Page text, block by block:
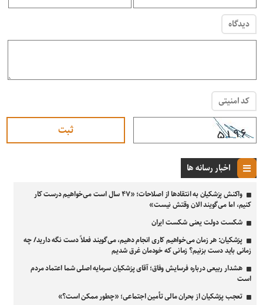
دیدگاه
کد امنیتی
اخبار رسانه ها
واکنش پزشکیان به انتقادها از اصلاحات؛ «۴۷ سال است می‌خواهیم درست کار
کنیم، اما می‌گویند الان وقتش نیست»
شکست دولت یعنی شکست ایران
پزشکیان: هر زمان می‌خواهیم کاری انجام دهیم، می‌گویند فعلاً دست نگه دارید/ چه
زمانی باید دست بزنیم؟ زمانی که خودمان غرق شدیم
هشدار ربیعی درباره فرسایش وفاق؛ آقای پزشکیان سرمایه اصلی شما اعتماد مردم
است
تعجب پزشکیان از بحران مالی تأمین اجتماعی؛ «چطور ممکن است؟»